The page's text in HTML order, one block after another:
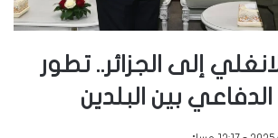
إلى الجزائر.. تطور
بين البلدين